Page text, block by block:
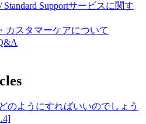
Supportサービスに関す
カスタマーケアについて
のようにすればいいのでしょう